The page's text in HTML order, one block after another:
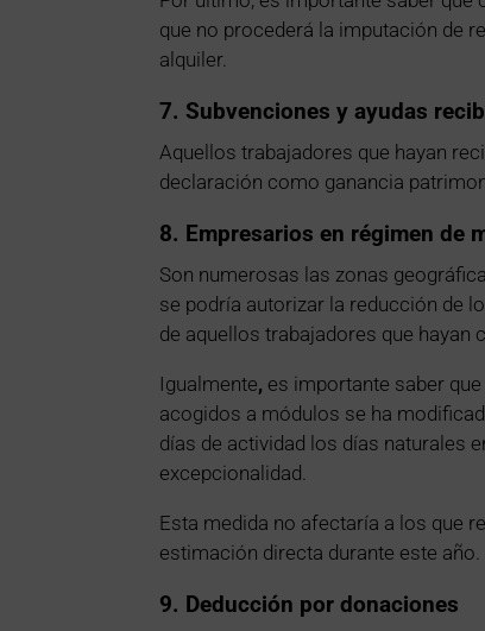
que no procederá la imputación de
alquiler.
7. Subvenciones y ayudas
Aquellos trabajadores que hayan
declaración como ganancia
8. Empresarios en régimen de
Son numerosas las zonas
se podría autorizar la reducción de
de aquellos trabajadores que hayan
Igualmente, es importante saber
acogidos a módulos se ha
días de actividad los días naturales
excepcionalidad.
Esta medida no afectaría a los que
estimación directa durante este año.
9. Deducción por donaciones